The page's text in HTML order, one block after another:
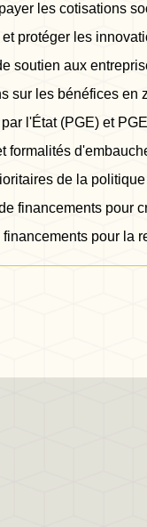
les cotisations
protéger les
soutien aux
sur les bénéfices en
l'État (PGE) et
formalités
de la
financements pour
financements pour la